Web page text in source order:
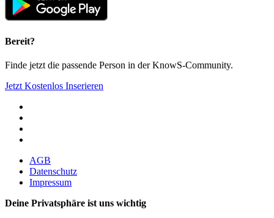
Bereit?
Finde jetzt die passende Person in der KnowS-Community.
Jetzt Kostenlos Inserieren
AGB
Datenschutz
Impressum
Deine Privatsphäre ist uns wichtig